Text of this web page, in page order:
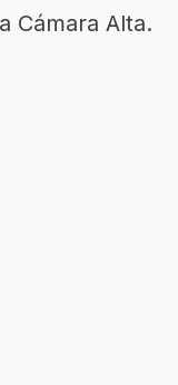
Cámara Alta.